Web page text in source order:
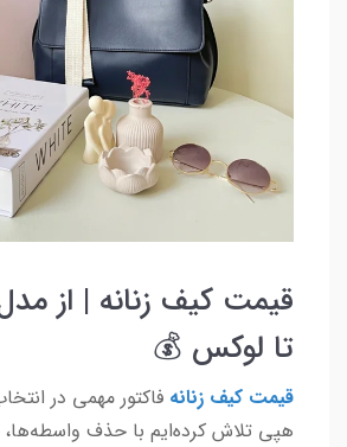
قیمت کیف زنانه | از
تا لوکس 💰
قیمت کیف زنانه فاکتور مهمی در
هپی تلاش کرده‌ایم با حذف واسطه‌ها،